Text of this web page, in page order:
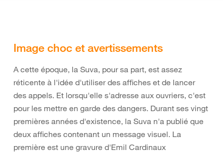
Image choc et avertissements
A cette époque, la Suva, pour sa part, est assez
réticente à l'idée d'utiliser des affiches et de lancer
des appels. Et lorsqu'elle s'adresse aux ouvriers, c'est
pour les mettre en garde des dangers. Durant ses vingt
premières années d'existence, la Suva n'a publié que
deux affiches contenant un message visuel. La
première est une gravure d'Emil Cardinaux